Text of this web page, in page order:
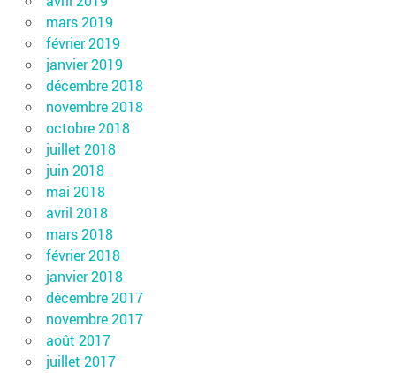
mars 2019
février 2019
janvier 2019
décembre 2018
novembre 2018
octobre 2018
juillet 2018
juin 2018
mai 2018
avril 2018
mars 2018
février 2018
janvier 2018
décembre 2017
novembre 2017
août 2017
juillet 2017